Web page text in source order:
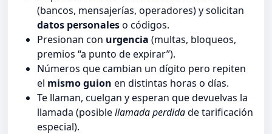
(bancos, mensajerías, operadores) y solicitan
datos personaleso códigos.
Presionan con urgencia (multas, bloqueos,
premios “a punto de expirar”).
Números que cambian un dígito pero repiten
el mismo guion en distintas horas o días.
Te llaman, cuelgan y esperan que devuelvas la
llamada (posiblellamada perdidade tarificación
especial).